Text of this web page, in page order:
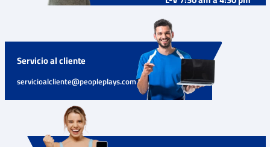
Servicio al cliente
servicioalcliente@peopleplays.com